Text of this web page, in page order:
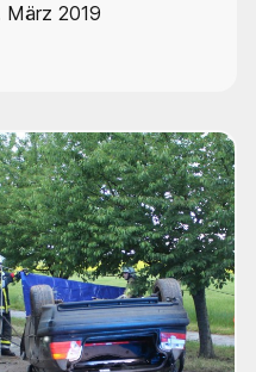
März 2019